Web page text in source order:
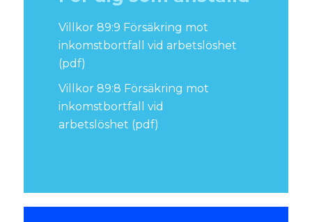
Villkor 89:9 Försäkring mot
inkomstbortfall vid arbetslöshet
(pdf)
Villkor 89:8 Försäkring mot
inkomstbortfall vid
arbetslöshet (pdf)